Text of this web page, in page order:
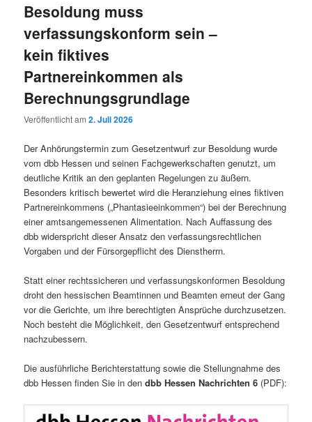
Besoldung muss
verfassungskonform sein –
kein fiktives
Partnereinkommen als
Berechnungsgrundlage
Veröffentlicht am2. Juli 2026
Der Anhörungstermin zum Gesetzentwurf zur Besoldung wurde
vom dbb Hessen und seinen Fachgewerkschaften genutzt, um
deutliche Kritik an den geplanten Regelungen zu äußern.
Besonders kritisch bewertet wird die Heranziehung eines fiktiven
Partnereinkommens („Phantasieeinkommen“) bei der Berechnung
einer amtsangemessenen Alimentation. Nach Auffassung des
dbb widerspricht dieser Ansatz den verfassungsrechtlichen
Vorgaben und der Fürsorgepflicht des Dienstherrn.
Statt einer rechtssicheren und verfassungskonformen Besoldung
droht den hessischen Beamtinnen und Beamten erneut der Gang
vor die Gerichte, um ihre berechtigten Ansprüche durchzusetzen.
Noch besteht die Möglichkeit, den Gesetzentwurf entsprechend
nachzubessern.
Die ausführliche Berichterstattung sowie die Stellungnahme des
dbb Hessen finden Sie in dendbb Hessen Nachrichten 6 (PDF):